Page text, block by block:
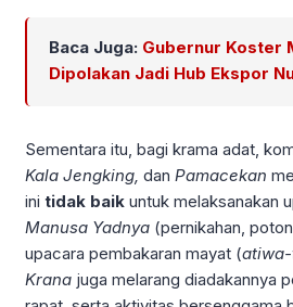
Baca Juga: Gubernur Koster
Dipolakan Jadi Hub Ekspor
Sementara itu, bagi krama adat,
Kala Jengking, dan Pamacekan
ini tidak baik untuk melaksanakan
Manusa Yadnya (pernikahan,
upacara pembakaran mayat (
Krana juga melarang diadakannya